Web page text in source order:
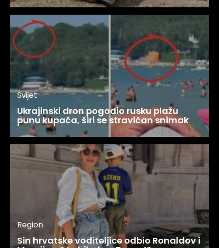
Svijet
Ukrajinski dron pogodio rusku plažu
punu kupača, širi se stravičan snimak
Region
Sin hrvatske voditeljice odbio Ronaldov i